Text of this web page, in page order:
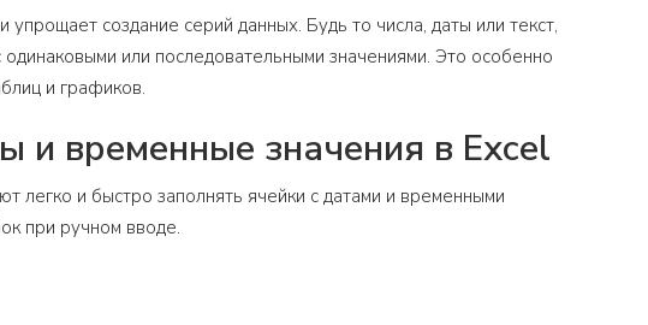
создание серий данных. Будь то числа, даты или текст,
или последовательными значениями. Это особенно
и графиков.
и временные значения в Excel
легко и быстро заполнять ячейки с датами и временными
при ручном вводе.